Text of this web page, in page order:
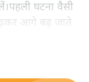
घटना वैसी
आगे बढ़ जाते
ही रहती है।